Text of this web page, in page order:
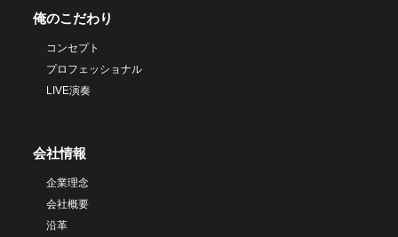
俺のこだわり
コンセプト
プロフェッショナル
LIVE演奏
会社情報
企業理念
会社概要
沿革